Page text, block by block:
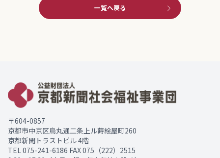
一覧へ戻る
〒604-0857
京都市中京区烏丸通二条上ル蒔絵屋町260
京都新聞トラストビル 4階
TEL075-241-6186 FAX 075（222）2515